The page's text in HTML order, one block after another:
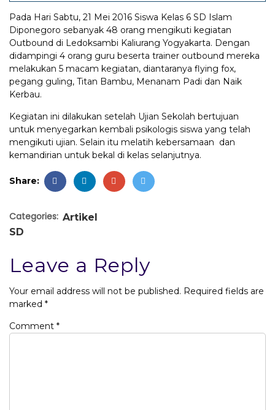
Pada Hari Sabtu, 21 Mei 2016 Siswa Kelas 6 SD Islam
Diponegoro sebanyak 48 orang mengikuti kegiatan
Outbound di Ledoksambi Kaliurang Yogyakarta. Dengan
didampingi 4 orang guru beserta trainer outbound mereka
melakukan 5 macam kegiatan, diantaranya flying fox,
pegang guling, Titan Bambu, Menanam Padi dan Naik
Kerbau.
Kegiatan ini dilakukan setelah Ujian Sekolah bertujuan
untuk menyegarkan kembali psikologis siswa yang telah
mengikuti ujian. Selain itu melatih kebersamaan dan
kemandirian untuk bekal di kelas selanjutnya.
Share:
Categories: Artikel
SD
Leave a Reply
Your email address will not be published. Required fields are
marked *
Comment *